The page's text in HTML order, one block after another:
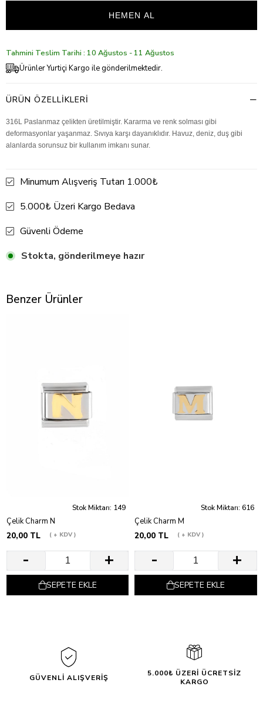
Tahmini Teslim Tarihi : 10 Ağustos - 11 Ağustos
Ürünler Yurtiçi Kargo ile gönderilmektedir.
ÜRÜN ÖZELLIKLERI
316L Paslanmaz çelikten üretilmiştir. Kararma ve renk solması gibi
deformasyonlar yaşanmaz. Sıvıya karşı dayanıklıdır. Havuz, deniz, duş gibi
alanlarda sorunsuz bir kullanım imkanı sunar.
Minumum Alışveriş Tutarı 1.000₺
5.000₺ Üzeri Kargo Bedava
Güvenli Ödeme
Stokta, gönderilmeye hazır
Benzer Ürünler
Stok Miktarı: 149
Çelik Charm N
20,00 TL
+ KDV
SEPETE EKLE
Stok Miktarı: 616
Çelik Charm M
20,00 TL
+ KDV
SEPETE EKLE
GÜVENLİ ALIŞVERİŞ
5.000₺ ÜZERİ ÜCRETSİZ
KARGO